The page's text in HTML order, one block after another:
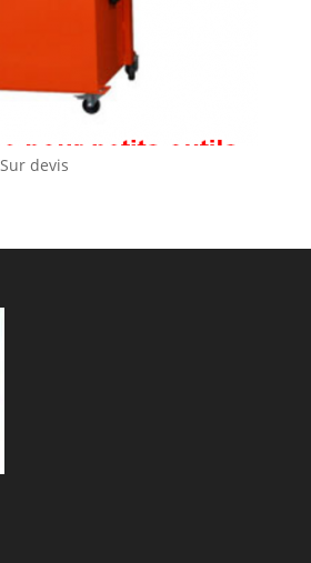
Sur devis